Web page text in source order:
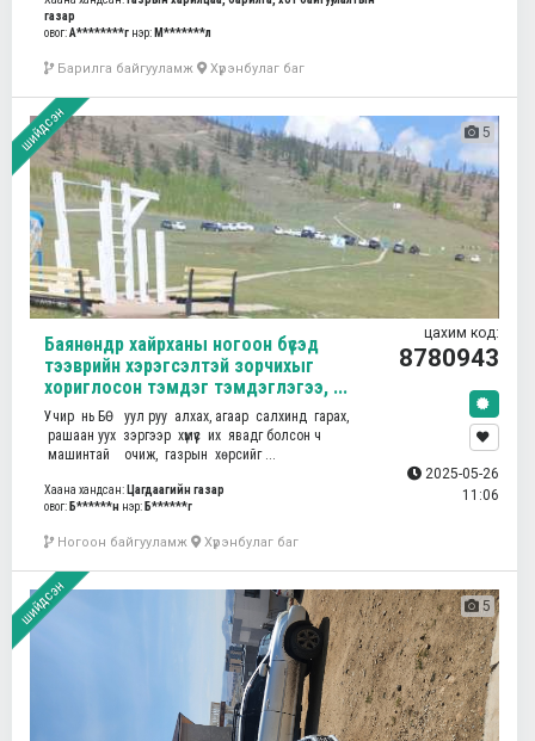
газар
овог:А********г нэр: М*******л
Барилга байгууламж Хүрэнбулаг баг
шийдсэн 5
Баянөндр хайрханы ногоон бүсэд
тээврийн хэрэгсэлтэй зорчихыг
хориглосон тэмдэг тэмдэглэгээ, ...
Учир нь БӨ уул руу алхах, агаар салхинд гарах,
рашаан уух зэргээр хүмүүс их явадг болсон ч
машинтай очиж, газрын хөрсийг ...
Хаана хандсан: Цагдаагийн газар
овог: Б******н нэр: Б******г
Ногоон байгууламж Хүрэнбулаг баг
цахим код:
8780943
2025-05-26
11:06
шийдсэн 5